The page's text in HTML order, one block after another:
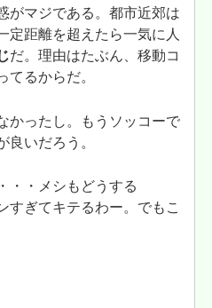
がマジである。都市近郊は
定距離を超えたら一気に人
だ。理由はたぶん、移動コ
てるからだ。
かったし。もうソッコーで
良いだろう。
・・メシもどうする
すぎてキテるわー。でもこ